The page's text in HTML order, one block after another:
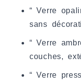
“ Verre
sans
“ Verre
couches,
“ Verre